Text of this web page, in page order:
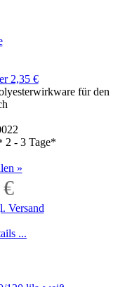
2,35 €
für den
2 - 3 Tage*
»
Versand
...